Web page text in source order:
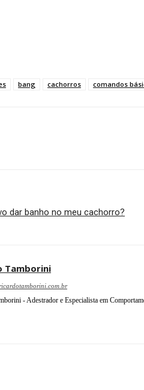
bang cachorros comandos
dar banho no meu cachorro?
Tamborini
- Adestrador e Especialista em